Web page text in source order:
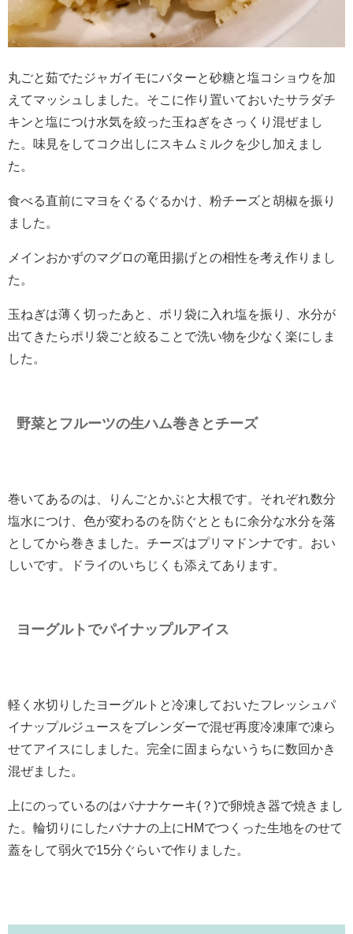
丸ごと茹でたジャガイモにバターと砂糖と塩コショウを加
えてマッシュしました。そこに作り置いておいたサラダチ
キンと塩につけ水気を絞った玉ねぎをさっくり混ぜまし
た。味見をしてコク出しにスキムミルクを少し加えまし
た。
食べる直前にマヨをぐるぐるかけ、粉チーズと胡椒を振り
ました。
メインおかずのマグロの竜田揚げとの相性を考え作りまし
た。
玉ねぎは薄く切ったあと、ポリ袋に入れ塩を振り、水分が
出てきたらポリ袋ごと絞ることで洗い物を少なく楽にしま
した。
野菜とフルーツの生ハム巻きとチーズ
巻いてあるのは、りんごとかぶと大根です。それぞれ数分
塩水につけ、色が変わるのを防ぐとともに余分な水分を落
としてから巻きました。チーズはプリマドンナです。おい
しいです。ドライのいちじくも添えてあります。
ヨーグルトでパイナップルアイス
軽く水切りしたヨーグルトと冷凍しておいたフレッシュパ
イナップルジュースをブレンダーで混ぜ再度冷凍庫で凍ら
せてアイスにしました。完全に固まらないうちに数回かき
混ぜました。
上にのっているのはバナナケーキ(？)で卵焼き器で焼きまし
た。輪切りにしたバナナの上にHMでつくった生地をのせて
蓋をして弱火で15分ぐらいで作りました。